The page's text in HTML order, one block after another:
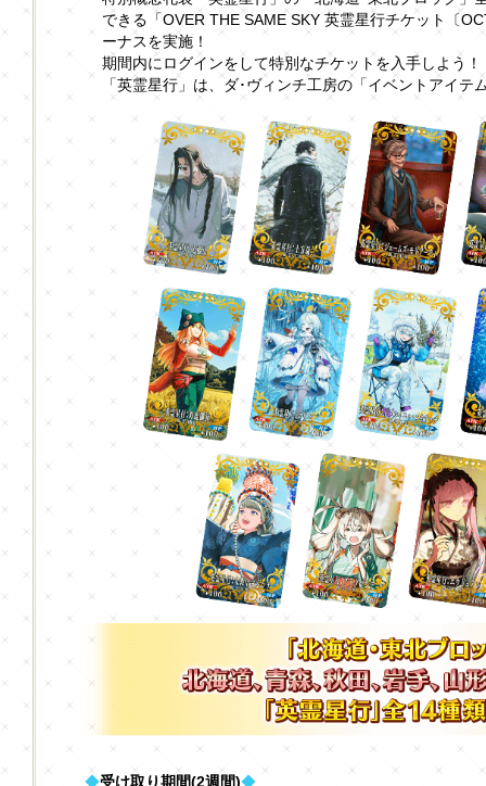
できる「OVER THE SAME SKY 英霊星行チケット〔
ーナスを実施！
期間内にログインをして特別なチケットを入手しよう！
「英霊星行」は、ダ･ヴィンチ工房の「イベントアイテ
◆受け取り期間(2週間)◆